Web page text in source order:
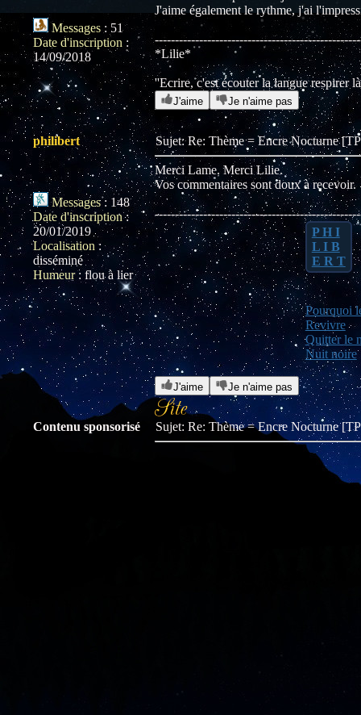
Messages : 51
Date d'inscription :
14/09/2018
J'aime également le rythme, j'ai
*Lilie*
''Ecrire, c'est écouter la langue respirer
J'aime Je n'aime pas
philibert
Messages: 148
Date d'inscription:
20/01/2019
Localisation :
disséminé
Humeur: flou à lier
Sujet: Re: Thème = Encre Nocturne
Merci Lame. Merci Lilie.
Vos commentaires sont doux à recevoir.
P H I
L I B
E R T
Pourquoi
Revivre
Quitter le
Nuit noire
J'aime Je n'aime pas
Contenu sponsorisé Sujet: Re: Thème = Encre Nocturne